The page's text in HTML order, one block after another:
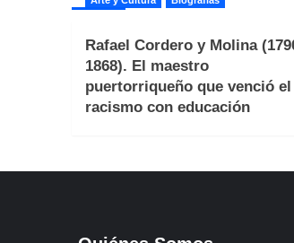
Rafael Cordero y Molina
1868). El maestro
puertorriqueño que venció el
racismo con educación